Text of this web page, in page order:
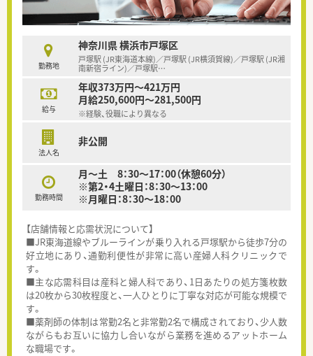
勤務地
神奈川県 横浜市戸塚区
戸塚駅 (JR東海道本線)／戸塚駅 (JR横須賀線)／戸塚駅 (JR湘
南新宿ライン)／戸塚駅…
給与
年収373万円～421万円
月給250,600円～281,500円
※経験、役職により異なる
法人名
非公開
勤務時間
月～土 8：30～17：00（休憩60分）
※第2・4土曜日：8：30～13：00
※月曜日：8：30～18：00
【店舗情報と応需状況について】
■JR東海道線やブルーラインが乗り入れる戸塚駅から徒歩7分の
好立地にあり、通勤利便性が非常に高い産婦人科クリニックで
す。
■主な応需科目は産科と婦人科であり、1日あたりの処方箋枚数
は20枚から30枚程度と、一人ひとりに丁寧な対応が可能な規模で
す。
■薬剤師の体制は常勤2名と非常勤2名で構成されており、少人数
ながらもお互いに協力し合いながら業務を進めるアットホーム
な職場です。